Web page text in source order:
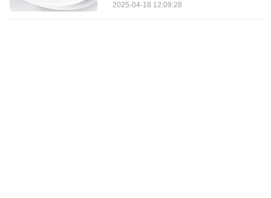
2025-04-18 12:09:28